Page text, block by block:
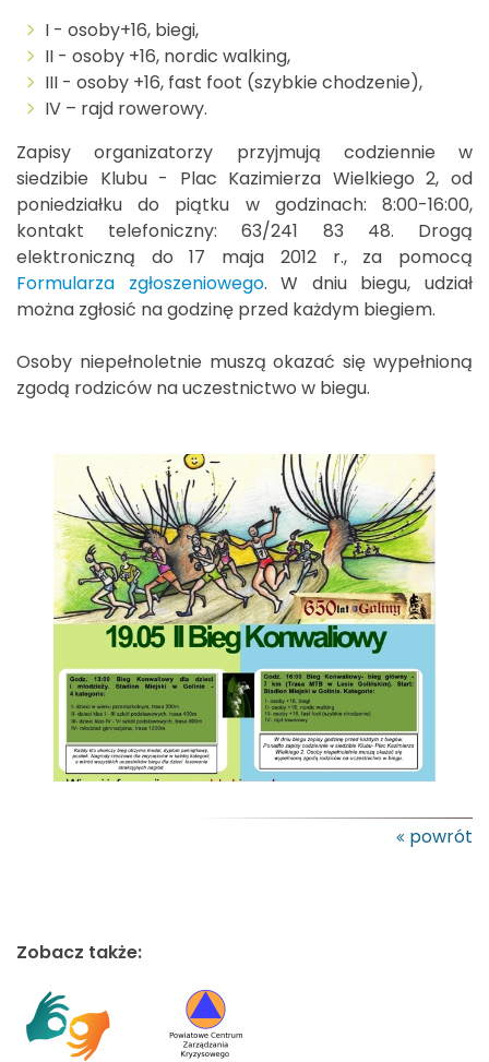
I - osoby+16, biegi,
II - osoby +16, nordic walking,
III - osoby +16, fast foot (szybkie chodzenie),
IV – rajd rowerowy.
Zapisy organizatorzy przyjmują codziennie w
siedzibie Klubu - Plac Kazimierza Wielkiego 2, od
poniedziałku do piątku w godzinach: 8:00-16:00,
kontakt telefoniczny: 63/241 83 48. Drogą
elektroniczną do 17 maja 2012 r., za pomocą
Formularza zgłoszeniowego. W dniu biegu, udział
można zgłosić na godzinę przed każdym biegiem.
Osoby niepełnoletnie muszą okazać się wypełnioną
zgodą rodziców na uczestnictwo w biegu.
powrót
Zobacz także: